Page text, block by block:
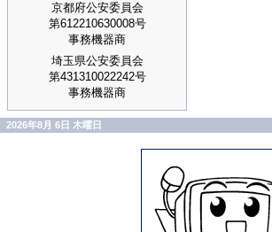
京都府公安委員会
第612210630008号
事務機器商
埼玉県公安委員会
第431310022242号
事務機器商
2026年8月 6日 木曜日